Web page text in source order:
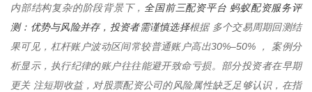
内部结构复杂的阶段背景下， 全国前三配资平台 蚂蚁配资服务评
测：优势与风险并存，投资者需谨慎选择根据 多个交易周期回测结
果可见，杠杆账户波动区间常较普通账户高出30%–50% ， 案例分
析显示，执行纪律的账户往往能避开致命亏损。部分投资者在早期
更关 注短期收益，对股票配资公司的风险属性缺乏足够认识，在指